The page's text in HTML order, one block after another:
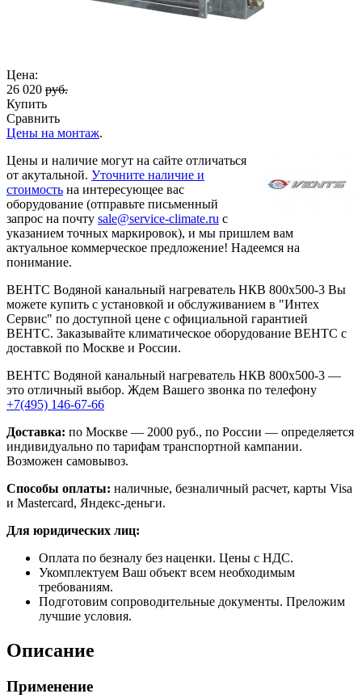
Цена:
26 020 руб.
Купить
Сравнить
Цены на монтаж.
Цены и наличие могут на сайте отличаться
от акутальной. Уточните наличие и
стоимость на интересующее вас
оборудование (отправьте письменный
запрос на почту sale@service-climate.ru с
указанием точных маркировок), и мы пришлем вам
актуальное коммерческое предложение! Надеемся на
понимание.
ВЕНТС Водяной канальный нагреватель НКВ 800x500-3 Вы
можете купить с установкой и обслуживанием в "Интех
Сервис" по доступной цене с официальной гарантией
ВЕНТС. Заказывайте климатическое оборудование ВЕНТС с
доставкой по Москве и России.
ВЕНТС Водяной канальный нагреватель НКВ 800x500-3 —
это отличный выбор. Ждем Вашего звонка по телефону
+7(495) 146-67-66
Доставка: по Москве — 2000 руб., по России — определяется
индивидуально по тарифам транспортной кампании.
Возможен самовывоз.
Способы оплаты: наличные, безналичный расчет, карты Visa
и Mastercard, Яндекс-деньги.
Для юридических лиц:
Оплата по безналу без наценки. Цены с НДС.
Укомплектуем Ваш объект всем необходимым
требованиям.
Подготовим сопроводительные документы. Преложим
лучшие условия.
Описание
Применение